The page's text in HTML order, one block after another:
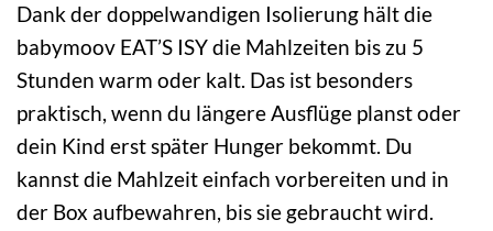
Dank der doppelwandigen Isolierung hält die
babymoov EAT’S ISY die Mahlzeiten bis zu 5
Stunden warm oder kalt. Das ist besonders
praktisch, wenn du längere Ausflüge planst oder
dein Kind erst später Hunger bekommt. Du
kannst die Mahlzeit einfach vorbereiten und in
der Box aufbewahren, bis sie gebraucht wird.